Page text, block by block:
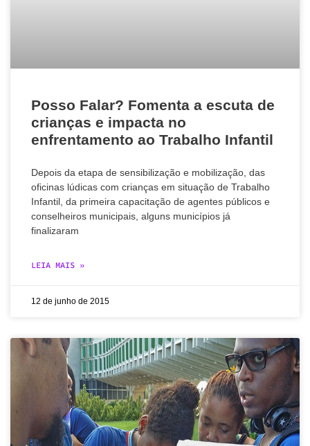
Posso Falar? Fomenta a escuta de
crianças e impacta no
enfrentamento ao Trabalho Infantil
Depois da etapa de sensibilização e mobilização, das
oficinas lúdicas com crianças em situação de Trabalho
Infantil, da primeira capacitação de agentes públicos e
conselheiros municipais, alguns municípios já
finalizaram
LEIA MAIS »
12 de junho de 2015